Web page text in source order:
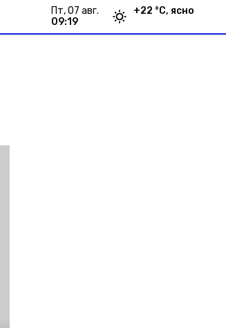
пт, 07 авг.
09:19
+22 °С, ясно